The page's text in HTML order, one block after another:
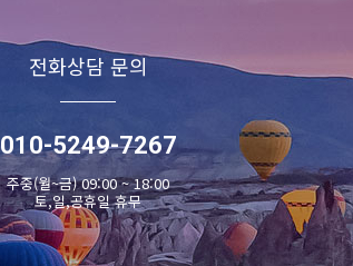
전화상담 문의
010-5249-7267
주중(월~금) 09:00 ~ 18:00
토,일,공휴일 휴무